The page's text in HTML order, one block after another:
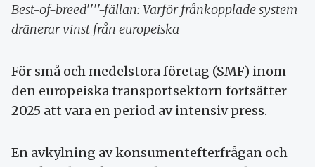
Best-of-breed''''-fällan: Varför frånkopplade system
dränerar vinst från europeiska
För små och medelstora företag (SMF) inom
den europeiska transportsektorn fortsätter
2025 att vara en period av intensiv press.
En avkylning av konsumentefterfrågan och